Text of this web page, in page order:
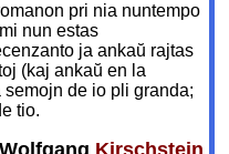
pri nia nuntempo
nun estas
ja ankaŭ rajtas
(kaj ankaŭ en la
semojn de io pli granda;
tio.